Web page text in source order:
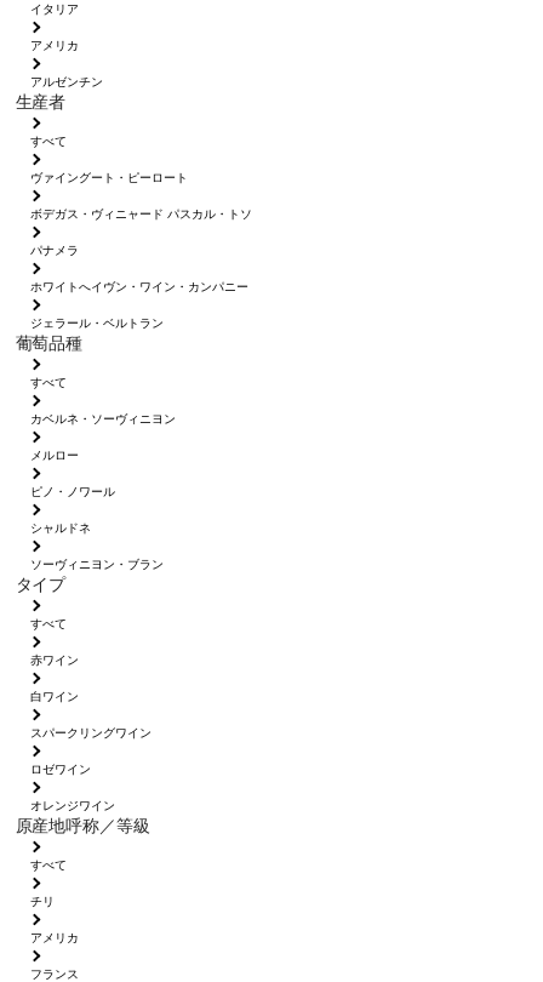
イタリア
アメリカ
アルゼンチン
生産者
すべて
ヴァイングート・ピーロート
ボデガス・ヴィニャード パスカル・トソ
パナメラ
ホワイトへイヴン・ワイン・カンパニー
ジェラール・ベルトラン
葡萄品種
すべて
カベルネ・ソーヴィニヨン
メルロー
ピノ・ノワール
シャルドネ
ソーヴィニヨン・ブラン
タイプ
すべて
赤ワイン
白ワイン
スパークリングワイン
ロゼワイン
オレンジワイン
原産地呼称／等級
すべて
チリ
アメリカ
フランス